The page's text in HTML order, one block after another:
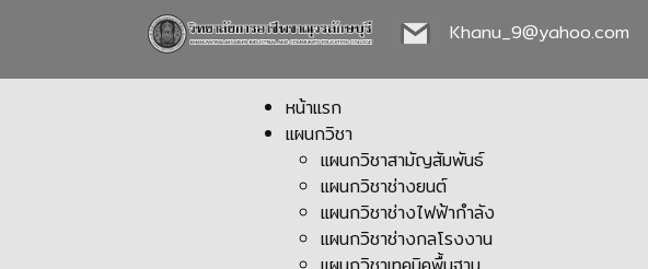
Khanu_9@yahoo.com
หน้าแรก
แผนกวิชา
แผนกวิชาสามัญสัมพันธ์
แผนกวิชาช่างยนต์
แผนกวิชาช่างไฟฟ้ากำลัง
แผนกวิชาช่างกลโรงงาน